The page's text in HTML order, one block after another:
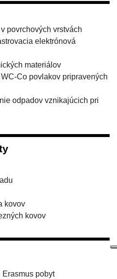
povrchových vrstvách
elektrónová
materiálov
Co povlakov pripravených
odpadov vznikajúcich pri
kovov
kovov
Erasmus pobyt